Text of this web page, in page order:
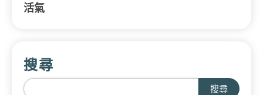
活氣
搜尋
搜尋